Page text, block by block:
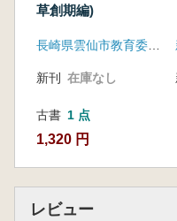
草創期編)
新刊 在庫なし
古書 1 点
1,320 円
レビュー